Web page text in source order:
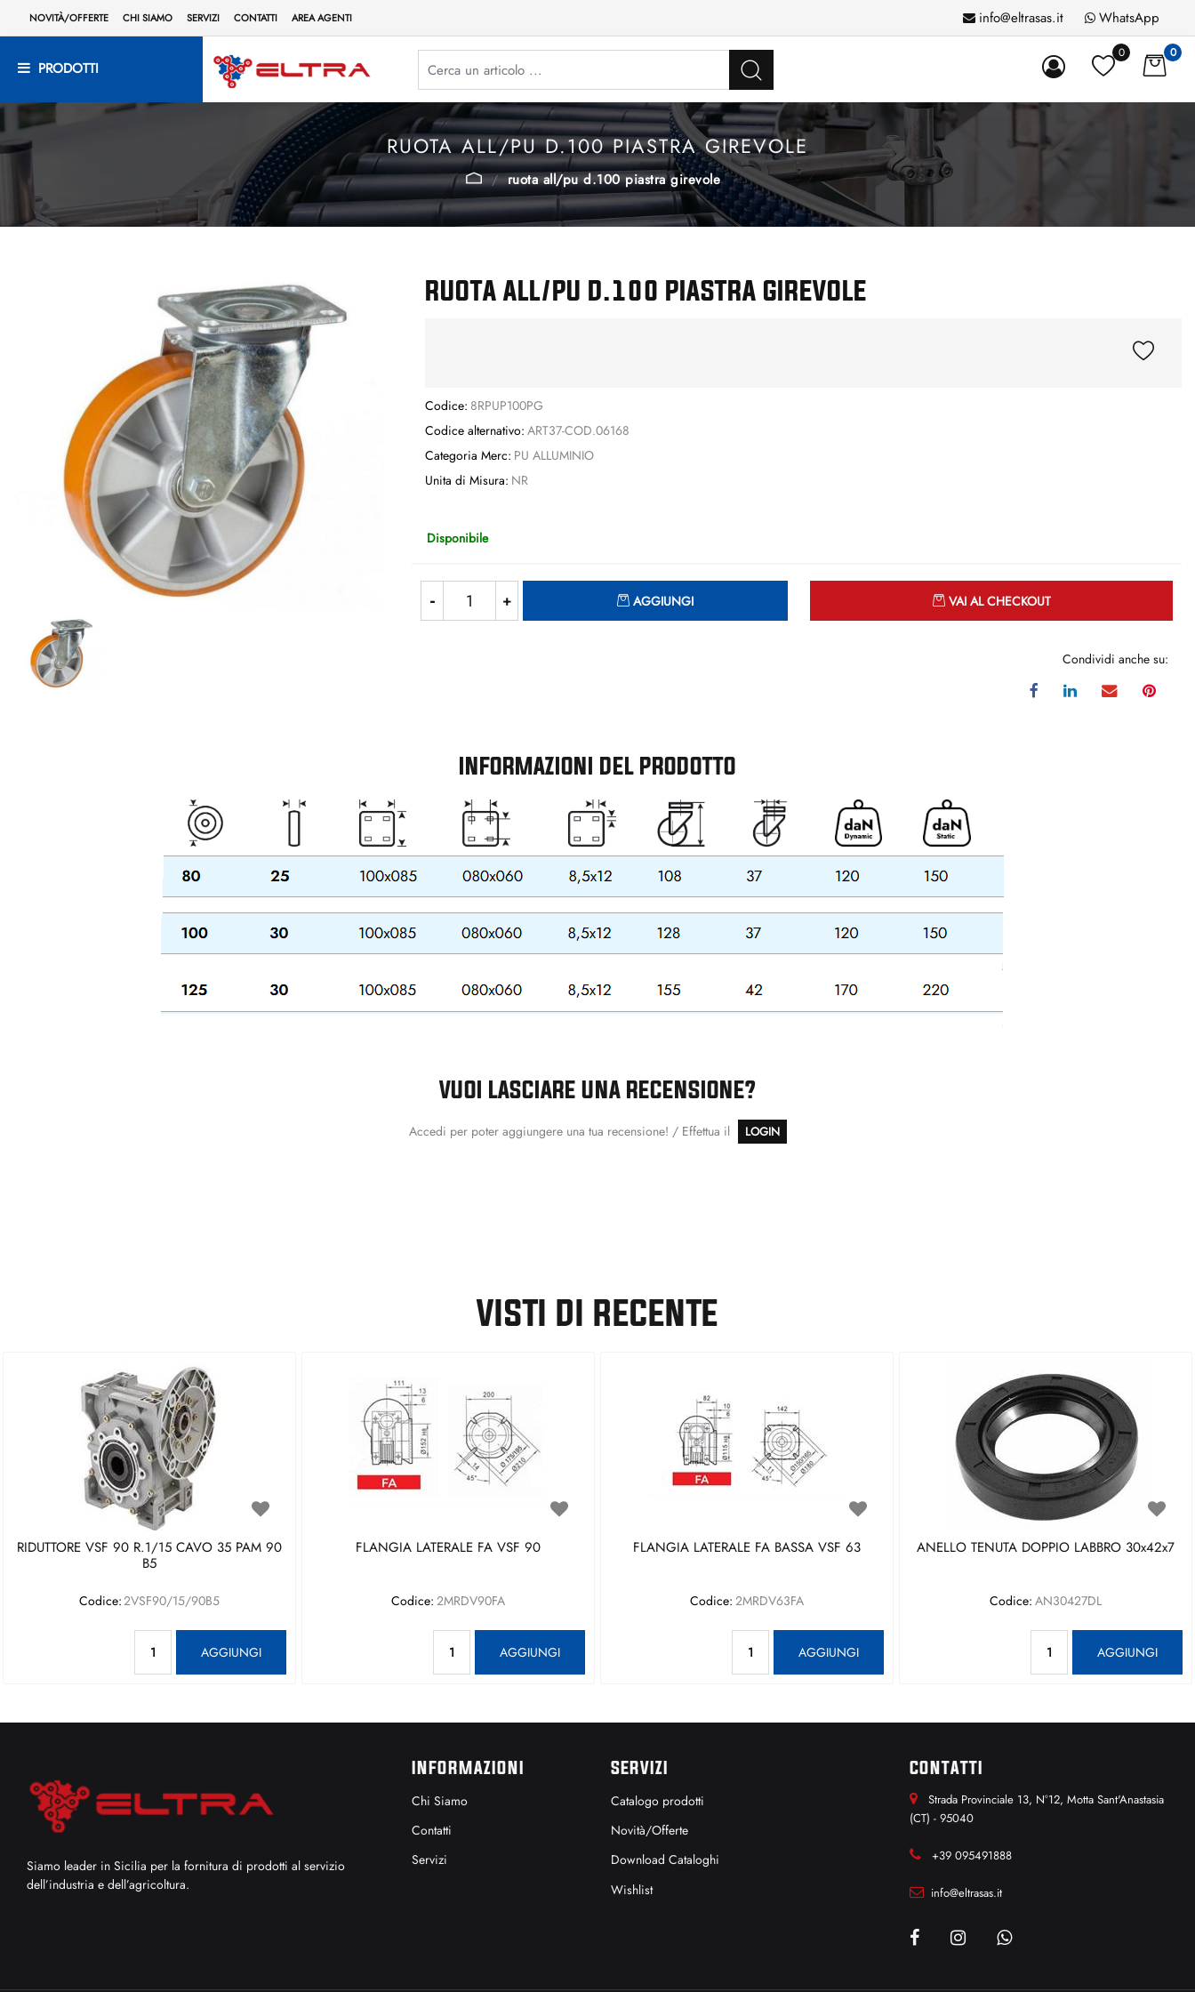
NOVITÀ/OFFERTE CHI SIAMO SERVIZI CONTATTI AREA AGENTI info@eltrasas.it WhatsApp
PRODOTTI
0 0
RUOTA ALL/PU D.100 PIASTRA GIREVOLE
ruota all/pu d.100 piastra girevole
RUOTA ALL/PU D.100 PIASTRA GIREVOLE
Codice: 8RPUP100PG
Codice alternativo: ART37-COD.06168
Categoria Merc: PU ALLUMINIO
Unita di Misura: NR
Disponibile
AGGIUNGI VAI AL CHECKOUT
Condividi anche su:
INFORMAZIONI DEL PRODOTTO
VUOI LASCIARE UNA RECENSIONE?
Accedi per poter aggiungere una tua recensione! / Effettua il LOGIN
VISTI DI RECENTE
RIDUTTORE VSF 90 R.1/15 CAVO 35 PAM 90
B5
Codice:2VSF90/15/90B5
AGGIUNGI
FLANGIA LATERALE FA VSF 90
Codice: 2MRDV90FA
AGGIUNGI
FLANGIA LATERALE FA BASSA VSF 63
Codice: 2MRDV63FA
AGGIUNGI
ANELLO TENUTA DOPPIO LABBRO 30x42x7
Codice: AN30427DL
AGGIUNGI
Siamo leader in Sicilia per la fornitura di prodotti al servizio
dell’industria e dell’agricoltura.
INFORMAZIONI
Chi Siamo
Contatti
Servizi
SERVIZI
Catalogo prodotti
Novità/Offerte
Download Cataloghi
Wishlist
CONTATTI
Strada Provinciale 13, N°12, Motta Sant'Anastasia
(CT) - 95040
+39 095491888
info@eltrasas.it